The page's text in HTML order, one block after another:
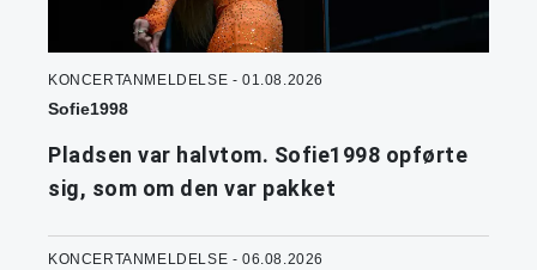
KONCERTANMELDELSE - 01.08.2026
Sofie1998
Pladsen var halvtom. Sofie1998 opførte
sig, som om den var pakket
KONCERTANMELDELSE - 06.08.2026